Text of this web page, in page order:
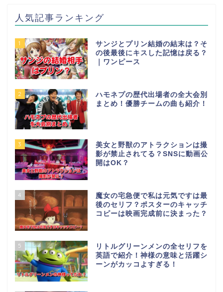
人気記事ランキング
1
サンジとプリン結婚の結末は？そ
の後最後にキスした記憶は戻る？
｜ワンピース
2
ハモネプの歴代出場者の全大会別
まとめ！優勝チームの曲も紹介！
3
美女と野獣のアトラクションは撮
影が禁止されてる？SNSに動画公
開はOK？
4
魔女の宅急便で私は元気ですは最
後のセリフ？ポスターのキャッチ
コピーは映画完成前に決まった？
5
リトルグリーンメンの全セリフを
英語で紹介！神様の意味と活躍シ
ーンがカッコよすぎる！